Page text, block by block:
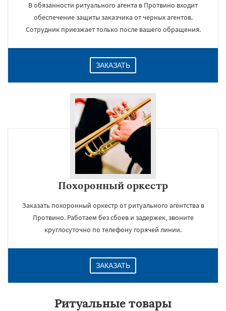
В обязанности ритуального агента в Протвино входит
обеспечение защиты заказчика от черных агентов.
Сотрудник приезжает только после вашего обращения.
ЗАКАЗАТЬ
Похоронный оркестр
Заказать похоронный оркестр от ритуального агентства в
Протвино. Работаем без сбоев и задержек, звоните
круглосуточно по телефону горячей линии.
ЗАКАЗАТЬ
Ритуальные товары